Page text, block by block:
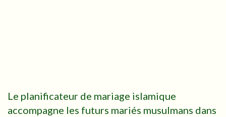
Le planificateur de mariage islamique
accompagne les futurs mariés musulmans dans